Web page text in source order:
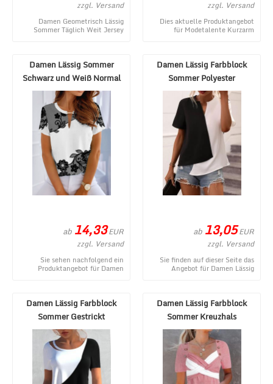
zzgl. Versand
Damen Geometrisch Lässig
Sommer Täglich Weit Jersey
zzgl. Versand
Dies aktuelle Produktangebot
für Modetalente Kurzarm
Damen Lässig Sommer
Schwarz und Weiß Normal
Keine Elastizität T ...
ab 14,33EUR
zzgl. Versand
Sie sehen nachfolgend ein
Produktangebot für Damen
Damen Lässig Farbblock
Sommer Polyester
Nahtverarbeitung Normal ...
ab 13,05EUR
zzgl. Versand
Sie finden auf dieser Seite das
Angebot für Damen Lässig
Damen Lässig Farbblock
Sommer Gestrickt
Mikroelastizität Weit Ku ...
Damen Lässig Farbblock
Sommer Kreuzhals
Mikroelastizität Täglich ...